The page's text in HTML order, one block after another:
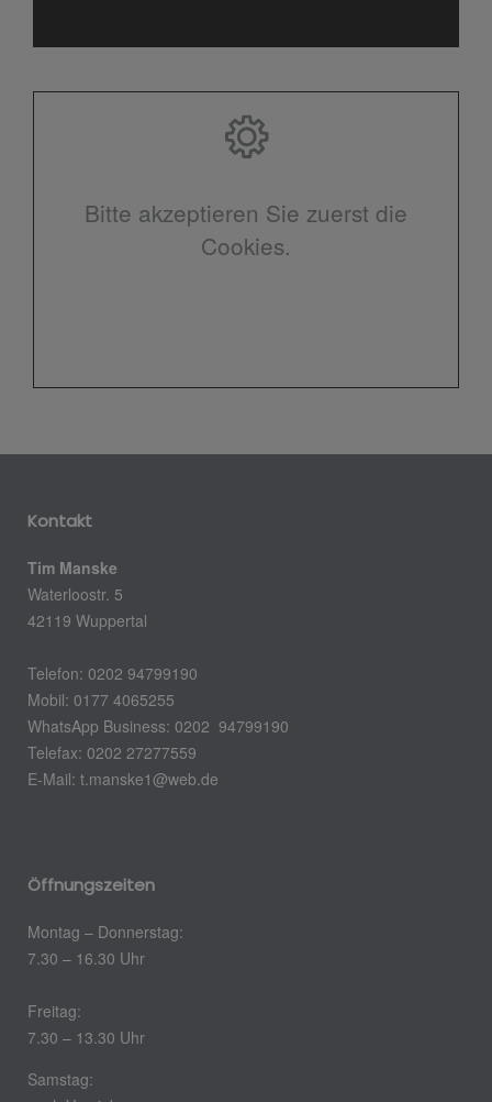
Bitte akzeptieren Sie zuerst die
Cookies.
Kontakt
Tim Manske
Waterloostr. 5
42119 Wuppertal
Telefon: 0202 94799190
Mobil: 0177 4065255
WhatsApp Business: 0202 94799190
Telefax: 0202 27277559
E-Mail: t.manske1@web.de
Öffnungszeiten
Montag – Donnerstag:
7.30 – 16.30 Uhr
Freitag:
7.30 – 13.30 Uhr
Samstag: